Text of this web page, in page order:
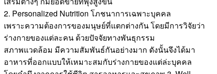
2. Personalized Nutrition โภชนาการเฉพาะบุคคล
เพราะความต้องการของมนุษย์ที่แตกต่างกัน โดยมีการวิจัยว่า
ร่างกายของแต่ละคน ด้วยปัจจัยทางพันธุกรรม
สภาพแวดล้อม มีความสัมพันธ์กันอย่างมาก ดังนั้นจึงได้มา
อาหารที่ออกแบบให้เหมาะสมกับร่างกายของแต่ล่ะบุคคล